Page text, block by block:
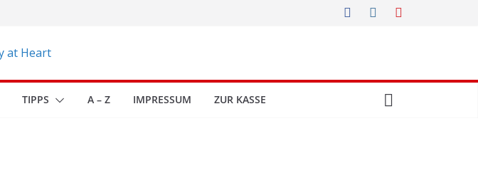
TIPPS A – Z IMPRESSUM ZUR KASSE